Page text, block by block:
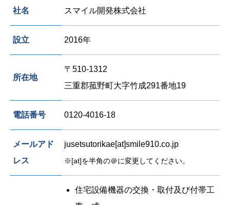
社名 スマイル開発株式会社
設立 2016年
所在地
〒510-1312
三重郡菰野町大字竹成291番地19
電話番号 0120-4016-18
メールアド
レス
jusetsutorikae[at]smile910.co.jp
※[at]を半角の＠に変更してください。
住宅設備機器の交換・取付及び付帯工